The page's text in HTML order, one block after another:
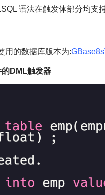
语法在触发体部分均支持
用的数据库版本为:
的DML触发器